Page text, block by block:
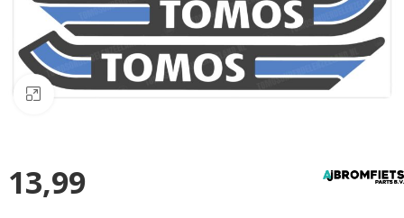
Klik om te vergroten
13,99